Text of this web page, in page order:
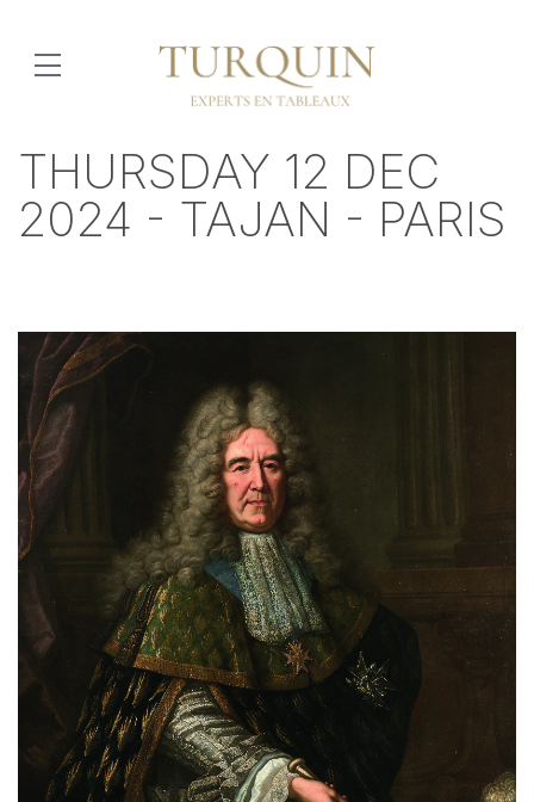
THURSDAY 12 DEC
2024 - TAJAN - PARIS